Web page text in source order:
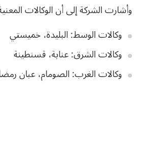
وأشارت الشركة إلى أن الوكالات
وكالات الوسط: البليدة، خميستي
وكالات الشرق: عنابة، قسنطينة
وكالات الغرب: الصومام، عبان